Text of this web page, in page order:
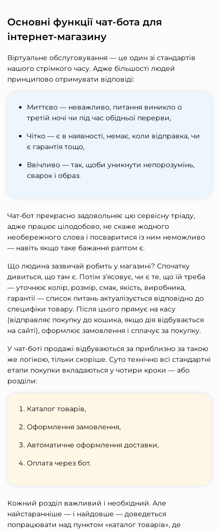
Основні функції чат-бота для
інтернет-магазину
Віртуальне обслуговування — це один зі стандартів
нашого стрімкого часу. Адже більшості людей
принципово отримувати відповіді:
Миттєво — неважливо, питання виникло о
третій ночі чи під час обідньої перерви,
Чітко — є в наявності, немає, коли відправка, чи
є гарантія тощо,
Ввічливо — так, щоби уникнути непорозумінь,
сварок і образ.
Чат-бот прекрасно задовольняє цю сервісну тріаду,
адже працює цілодобово, не скаже жодного
необережного слова і посваритися із ним неможливо
— навіть якщо таке бажання раптом є.
Що людина зазвичай робить у магазині? Спочатку
дивиться, що там є. Потім з’ясовує, чи є те, що їй треба
— уточнює колір, розмір, смак, якість, виробника,
гарантії — список питань актуалізується відповідно до
специфіки товару. Після цього прямує на касу
(відправляє покупку до кошика, якщо дія відбувається
на сайті), оформлює замовлення і сплачує за покупку.
У чат-боті продажі відбуваються за приблизно за такою
же логікою, тільки скоріше. Суто технічно всі стандартні
етапи покупки вкладаються у чотири кроки — або
розділи:
Каталог товарів,
Оформлення замовлення,
Автоматичне оформлення доставки,
Оплата через бот.
Кожний розділ важливий і необхідний. Але
найстаранніше — і найдовше — доведеться
попрацювати над пунктом «каталог товарів», де